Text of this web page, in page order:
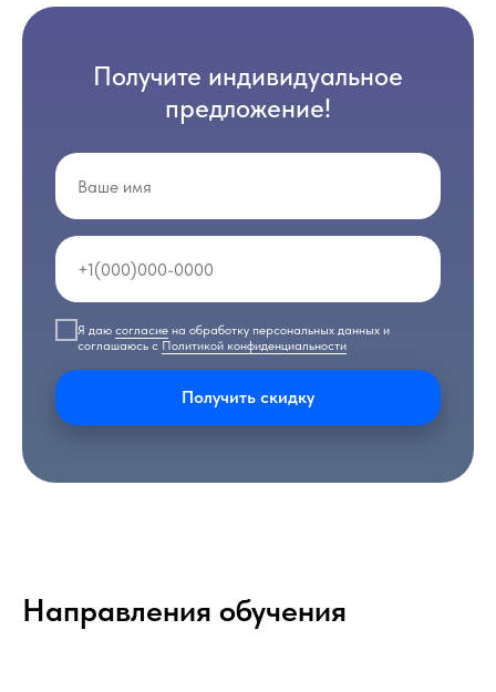
Получите индивидуальное
предложение!
Я даю согласие на обработку персональных данных и
соглашаюсь с Политикой конфиденциальности
Получить скидку
Направления обучения